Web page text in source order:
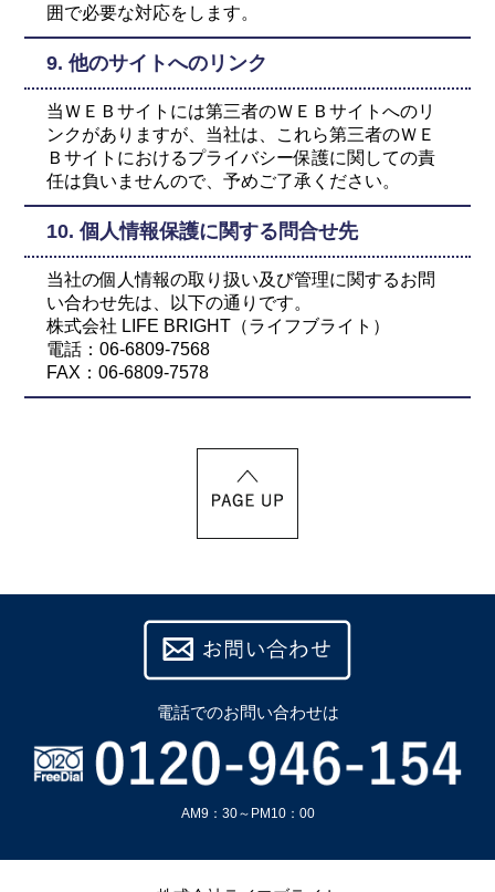
囲で必要な対応をします。
9. 他のサイトへのリンク
当ＷＥＢサイトには第三者のＷＥＢサイトへのリ
ンクがありますが、当社は、これら第三者のＷＥ
Ｂサイトにおけるプライバシー保護に関しての責
任は負いませんので、予めご了承ください。
10. 個人情報保護に関する問合せ先
当社の個人情報の取り扱い及び管理に関するお問
い合わせ先は、以下の通りです。
株式会社 LIFE BRIGHT（ライフブライト）
電話：06-6809-7568
FAX：06-6809-7578
電話でのお問い合わせは
AM9：30～PM10：00